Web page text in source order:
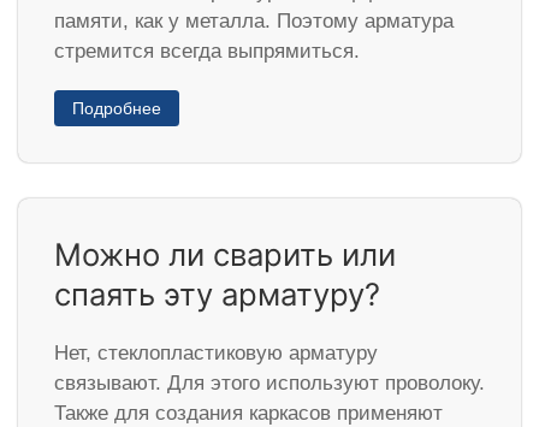
памяти, как у металла. Поэтому арматура
стремится всегда выпрямиться.
Подробнее
Можно ли сварить или
спаять эту арматуру?
Нет, стеклопластиковую арматуру
связывают. Для этого используют проволоку.
Также для создания каркасов применяют